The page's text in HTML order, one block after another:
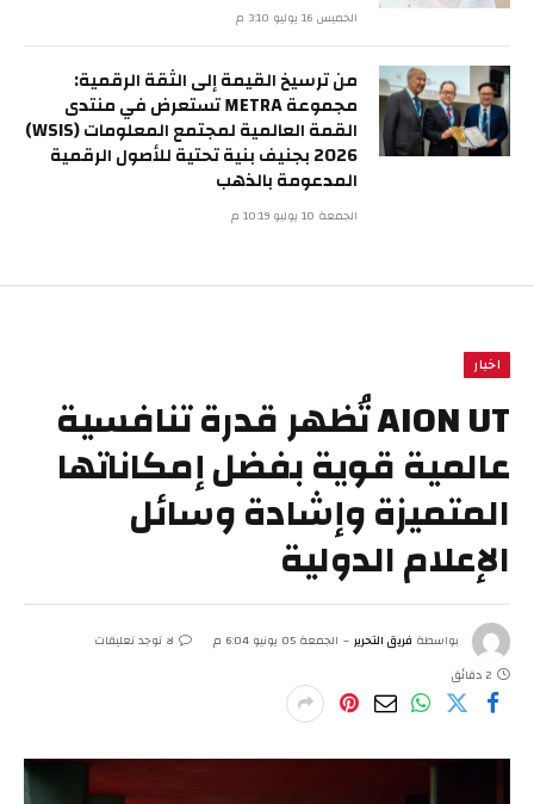
الخميس 16 يوليو 3:10 م
من ترسيخ القيمة إلى الثقة الرقمية:
مجموعة METRA تستعرض في منتدى
القمة العالمية لمجتمع المعلومات (WSIS)
2026 بجنيف بنية تحتية للأصول الرقمية
المدعومة بالذهب
الجمعة 10 يوليو 10:19 م
اخبار
AION UT تُظهر قدرة تنافسية
عالمية قوية بفضل إمكاناتها
المتميزة وإشادة وسائل
الإعلام الدولية
بواسطة فريق التحرير الجمعة 05 يونيو 6:04 م
لا توجد تعليقات
2 دقائق